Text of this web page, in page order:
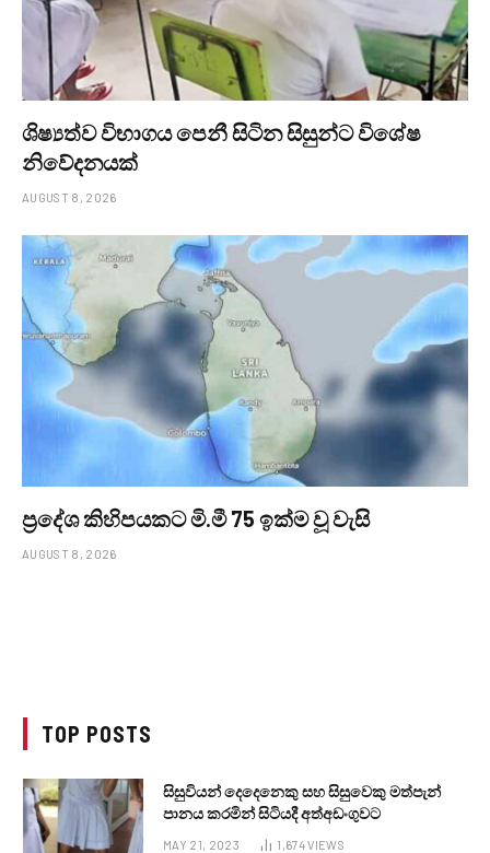
ශිෂ්‍යත්ව විභාගය පෙනී සිටින සිසුන්ට විශේෂ
නිවේදනයක්
AUGUST 8, 2026
ප්‍රදේශ කිහිපයකට මි.මී 75 ඉක්ම වූ වැසි
AUGUST 8, 2026
TOP POSTS
සිසුවියන් දෙදෙනෙකු සහ සිසුවෙකු මත්පැන්
පානය කරමින් සිටියදී අත්අඩංගුවට
MAY 21, 2023 1,674VIEWS